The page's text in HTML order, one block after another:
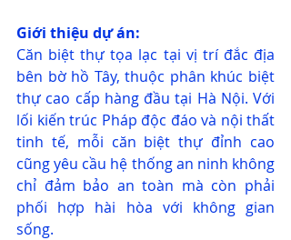
Giới thiệu dự án:
Căn biệt thự tọa lạc tại vị trí đắc địa
bên bờ hồ Tây, thuộc phân khúc biệt
thự cao cấp hàng đầu tại Hà Nội. Với
lối kiến trúc Pháp độc đáo và nội thất
tinh tế, mỗi căn biệt thự đỉnh cao
cũng yêu cầu hệ thống an ninh không
chỉ đảm bảo an toàn mà còn phải
phối hợp hài hòa với không gian
sống.